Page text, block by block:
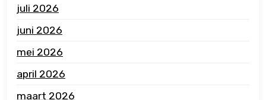
juli 2026
juni 2026
mei 2026
april 2026
maart 2026